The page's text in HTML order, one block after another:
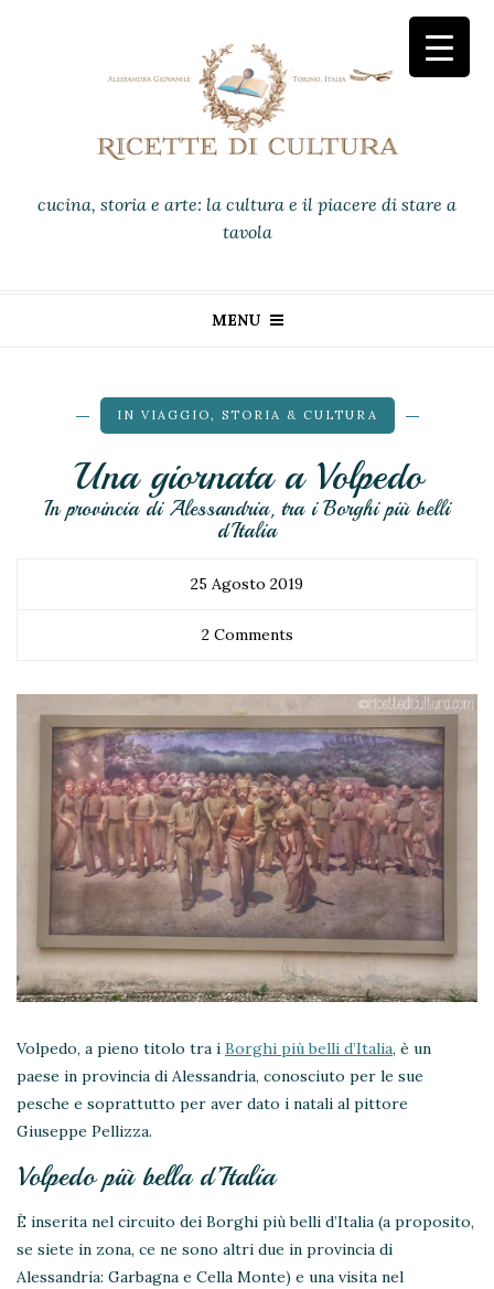
cucina, storia e arte: la cultura e il piacere di stare a
tavola
MENU
IN VIAGGIO , STORIA & CULTURA
Una giornata a Volpedo
In provincia di Alessandria, tra i Borghi più belli
d'Italia
25 Agosto 2019
2 Comments
Volpedo, a pieno titolo tra i Borghi più belli d’Italia, è un
paese in provincia di Alessandria, conosciuto per le sue
pesche e soprattutto per aver dato i natali al pittore
Giuseppe Pellizza.
Volpedo più bella d’Italia
È inserita nel circuito dei Borghi più belli d’Italia (a proposito,
se siete in zona, ce ne sono altri due in provincia di
Alessandria: Garbagna e Cella Monte) e una visita nel